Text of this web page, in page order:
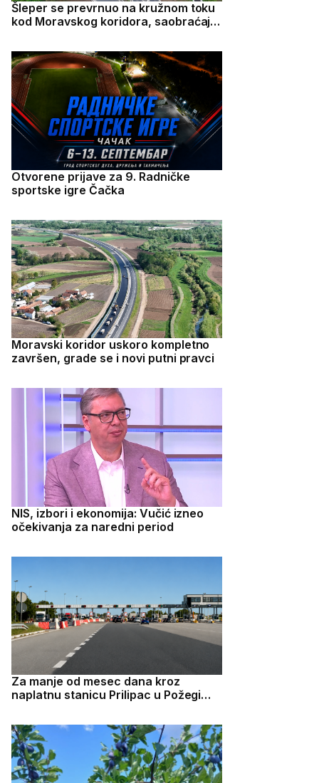
Šleper se prevrnuo na kružnom toku
kod Moravskog koridora, saobraćaj
Otvorene prijave za 9. Radničke
sportske igre Čačka
Moravski koridor uskoro kompletno
završen, grade se i novi putni pravci
NIS, izbori i ekonomija: Vučić izneo
očekivanja za naredni period
Za manje od mesec dana kroz
naplatnu stanicu Prilipac u Požegi
Miloš Veliki beleži veliki uspeh